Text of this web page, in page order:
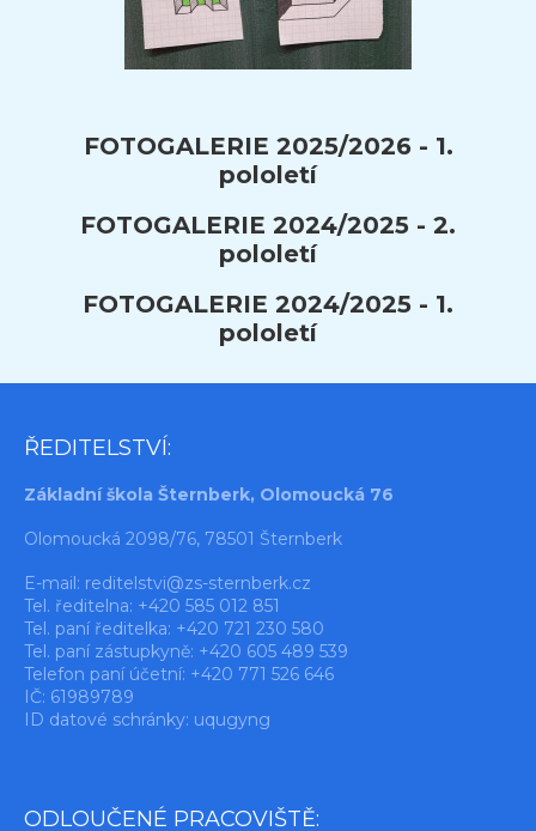
FOTOGALERIE 2025/2026 - 1.
pololetí
FOTOGALERIE 2024/2025 - 2.
pololetí
FOTOGALERIE 2024/2025 - 1.
pololetí
ŘEDITELSTVÍ:
Základní škola Šternberk, Olomoucká 76
Olomoucká 2098/76, 78501 Šternberk
E-mail: reditelstvi@zs-sternberk.cz
Tel. ředitelna: +420 585 012 851
Tel. paní ředitelka: +420 721 230 580
Tel. paní zástupkyně: +420 605 489 539
Telefon paní účetní: +420 771 526 646
IČ: 61989789
ID datové schránky: uqugyng
ODLOUČENÉ PRACOVIŠTĚ: